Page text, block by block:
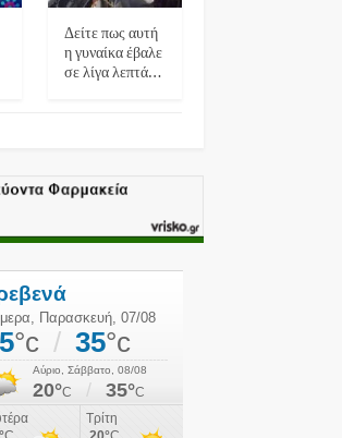
Δείτε πως αυτή
η γυναίκα έβαλε
σε λίγα λεπτά…